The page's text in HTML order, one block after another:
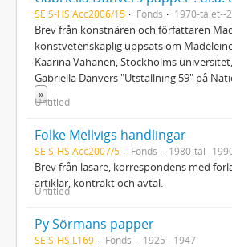
SE S-HS Acc2006/15 Fonds 1970-talet--
Brev från konstnären och författaren
konstvetenskaplig uppsats om
Kaarina Vahanen, Stockholms
Gabriella Danvers "Utställning 59" på
»
Untitled
Folke Mellvigs handlingar
SE S-HS Acc2007/5 Fonds 1980-tal--
Brev från läsare, korrespondens med
artiklar, kontrakt och avtal.
Untitled
Py Sörmans papper
SE S-HS L169 Fonds 1925 - 1947